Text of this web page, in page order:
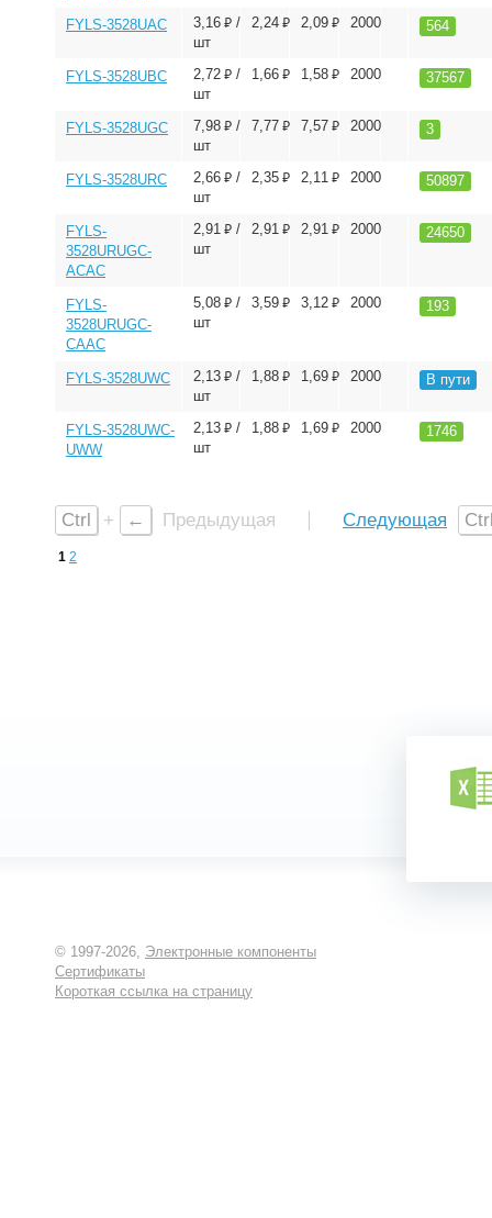
FYLS-3528UAC 3,16 ⃏ /
шт
2,24 ⃏ 2,09 ⃏ 2000 564
FYLS-3528UBC 2,72 ⃏ /
шт
1,66 ⃏ 1,58 ⃏ 2000 37567
FYLS-3528UGC 7,98 ⃏ /
шт
7,77 ⃏ 7,57 ⃏ 2000 3
FYLS-3528URC 2,66 ⃏ /
шт
2,35 ⃏ 2,11 ⃏ 2000 50897
FYLS-
3528URUGC-
ACAC
2,91 ⃏ /
шт
2,91 ⃏ 2,91 ⃏ 2000 24650
FYLS-
3528URUGC-
CAAC
5,08 ⃏ /
шт
3,59 ⃏ 3,12 ⃏ 2000 193
FYLS-3528UWC 2,13 ⃏ /
шт
1,88 ⃏ 1,69 ⃏ 2000 В пути
FYLS-3528UWC-
UWW
2,13 ⃏ /
шт
1,88 ⃏ 1,69 ⃏ 2000 1746
Ctrl + ← Предыдущая Следующая
1 2
© 1997-2026, Электронные компоненты
Сертификаты
Короткая ссылка на страницу